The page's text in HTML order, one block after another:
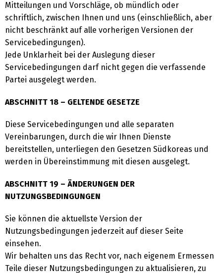
Mitteilungen und Vorschläge, ob mündlich oder
schriftlich, zwischen Ihnen und uns (einschließlich, aber
nicht beschränkt auf alle vorherigen Versionen der
Servicebedingungen).
Jede Unklarheit bei der Auslegung dieser
Servicebedingungen darf nicht gegen die verfassende
Partei ausgelegt werden.
ABSCHNITT 18 – GELTENDE GESETZE
Diese Servicebedingungen und alle separaten
Vereinbarungen, durch die wir Ihnen Dienste
bereitstellen, unterliegen den Gesetzen Südkoreas und
werden in Übereinstimmung mit diesen ausgelegt.
ABSCHNITT 19 – ÄNDERUNGEN DER
NUTZUNGSBEDINGUNGEN
Sie können die aktuellste Version der
Nutzungsbedingungen jederzeit auf dieser Seite
einsehen.
Wir behalten uns das Recht vor, nach eigenem Ermessen
Teile dieser Nutzungsbedingungen zu aktualisieren, zu